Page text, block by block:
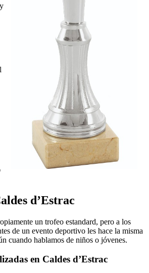
d’Estrac
un trofeo estandard, pero a los
de un evento deportivo les hace la misma
cuando hablamos de niños o jóvenes.
en Caldes d’Estrac